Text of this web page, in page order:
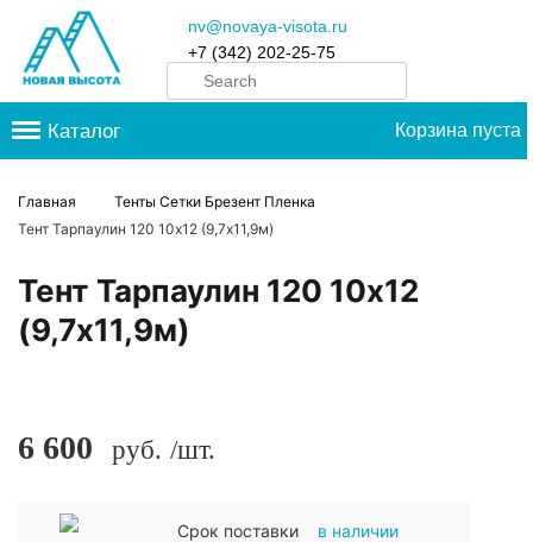
nv@novaya-visota.ru
+7 (342) 202-25-75
Корзина пуста
Каталог
Главная
Тенты Сетки Брезент Пленка
Тент Тарпаулин 120 10х12 (9,7х11,9м)
Тент Тарпаулин 120 10х12
(9,7х11,9м)
6 600 руб. /шт.
Срок поставки в наличии